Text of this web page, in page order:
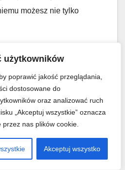
użytkowników
poprawić jakość przeglądania,
dostosowane do
oraz analizować ruch
„Akceptuj wszystkie” oznacza
nas plików cookie.
Akceptuj wszystko
możesz nie tylko